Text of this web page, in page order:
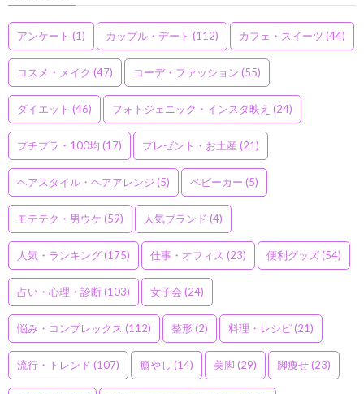
アンケート (1) カップル・デート (112) カフェ・スイーツ (44)
コスメ・メイク (47) コーデ・ファッション (55)
ダイエット (46) フォトジェニック・インスタ映え (24)
プチプラ・100均 (17) プレゼント・お土産 (21)
ヘアスタイル・ヘアアレンジ (5) ベビーカー (5)
モテテク・男ウケ (59) 人気ブランド (4)
人気・ランキング(175) 仕事・オフィス (23) 便利グッズ(54)
占い・心理・診断(103) 女子会 (24)
悩み・コンプレックス (112) 整形(2) 料理・レシピ(21)
流行・トレンド (107) 癒やし (14) 美脚 (29) 脚痩せ(23)